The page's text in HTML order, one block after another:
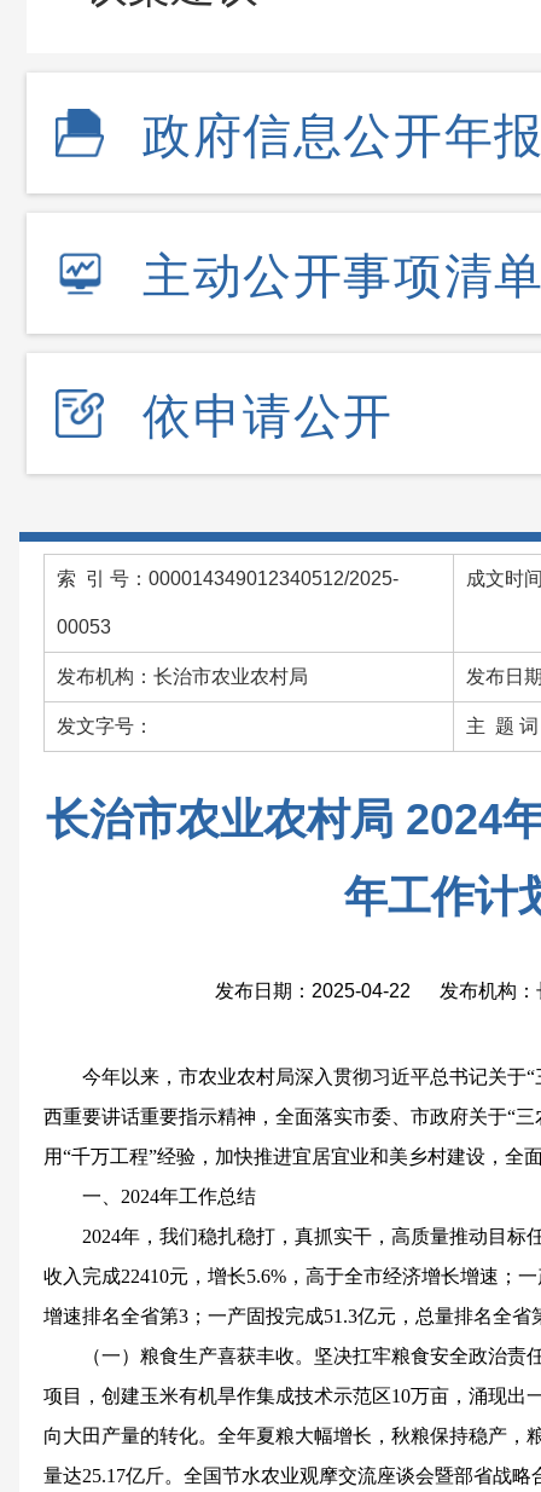
政府信息公开年
主动公开事项清
依申请公开
索 引 号：000014349012340512/2025-
00053
成文时
发布机构：长治市农业农村局 发布日
发文字号： 主 题 词
长治市农业农村局 2024
年工作计
发布日期：2025-04-22 发布机构：
今年以来，市农业农村局深入贯彻习近平总书记关于
西重要讲话重要指示精神，全面落实市委、市政府关于“
用“千万工程”经验，加快推进宜居宜业和美乡村建设，全
一、2024年工作总结
2024年，我们稳扎稳打，真抓实干，高质量推动目标
收入完成22410元，增长5.6%，高于全市经济增长增速；
增速排名全省第3；一产固投完成51.3亿元，总量排名全省
（一）粮食生产喜获丰收。坚决扛牢粮食安全政治
项目，创建玉米有机旱作集成技术示范区10万亩，涌现出
向大田产量的转化。全年夏粮大幅增长，秋粮保持稳产，
量达25.17亿斤。全国节水农业观摩交流座谈会暨部省战